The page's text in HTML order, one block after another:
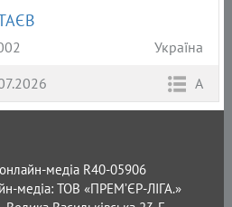
Україна
А
медіа R40-05906
медіа: ТОВ «ПРЕМ’ЄР-ЛІГА.»